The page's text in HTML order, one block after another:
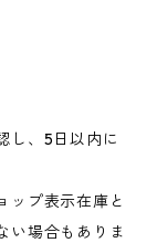
し、5日以内に
ップ表示在庫と
い場合もありま